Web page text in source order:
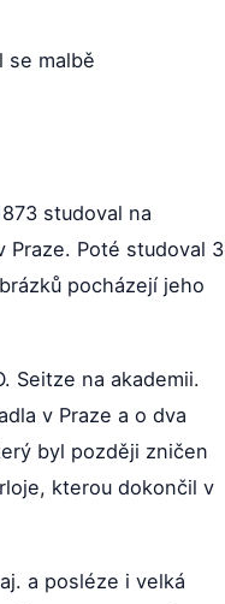
se malbě
studoval na
Praze. Poté studoval 3
pocházejí jeho
Seitze na akademii.
v Praze a o dva
byl později zničen
kterou dokončil v
a posléze i velká